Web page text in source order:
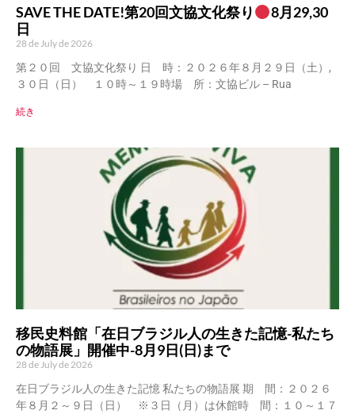
SAVE THE DATE!第20回文協文化祭り
8月29,30
日
28 de July de 2026
第２０回 文協文化祭り 日 時：２０２６年８月２９日（土）,
３０日（日） １０時～１９時場 所：文協ビル – Rua
続き
移民史料館「在日ブラジル人の生きた記憶-私たち
の物語展」開催中-8月9日(日)まで
28 de July de 2026
在日ブラジル人の生きた記憶 私たちの物語展 期 間：２０２６
年８月２～９日（日） ※３日（月）は休館時 間：１０～１７